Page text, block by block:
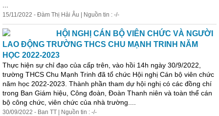
15/11/2022 - Đàm Thị Hải Âu | Nguồn tin : -/-
HỘI NGHỊ CÁN BỘ VIÊN CHỨC VÀ NGƯỜI
LAO ĐỘNG TRƯỜNG THCS CHU MẠNH TRINH NĂM
HỌC 2022-2023
Thực hiện sự chỉ đạo của cấp trên, vào hồi 14h ngày 30/9/2022,
trường THCS Chu Mạnh Trinh đã tổ chức Hội nghị Cán bộ viên chức
năm học 2022-2023. Thành phần tham dự hội nghị có các đồng chí
trong Ban Giám hiệu, Công đoàn, Đoàn Thanh niên và toàn thể cán
bộ công chức, viên chức của nhà trường....
30/09/2022 - Ban TT | Nguồn tin : -/-